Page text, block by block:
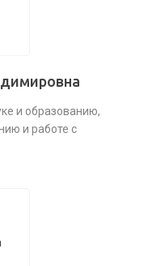
и образованию,
и работе с